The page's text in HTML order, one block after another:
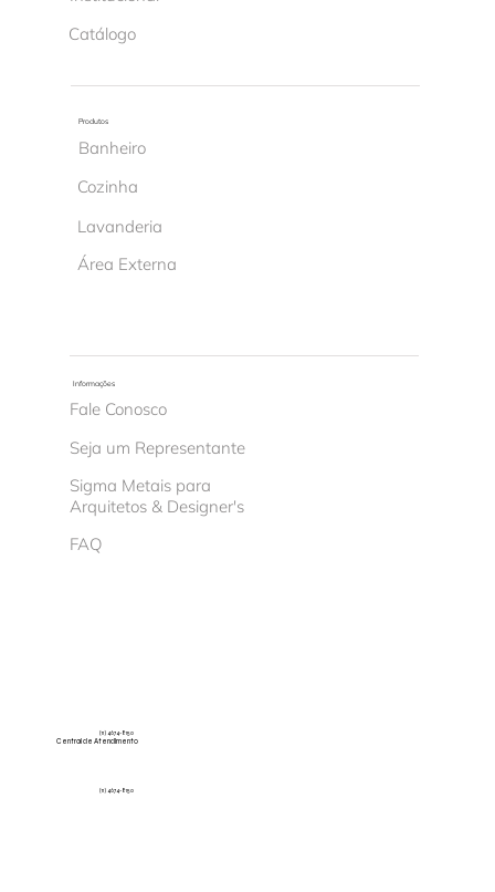
Catálogo
Produtos
Banheiro
Cozinha
Lavanderia
Área Externa
Informações
Fale Conosco
Seja um Representante
Sigma Metais para
Arquitetos & Designer's
FAQ
Central de Atendimento
(11) 4674-8150
(11) 4674-8150